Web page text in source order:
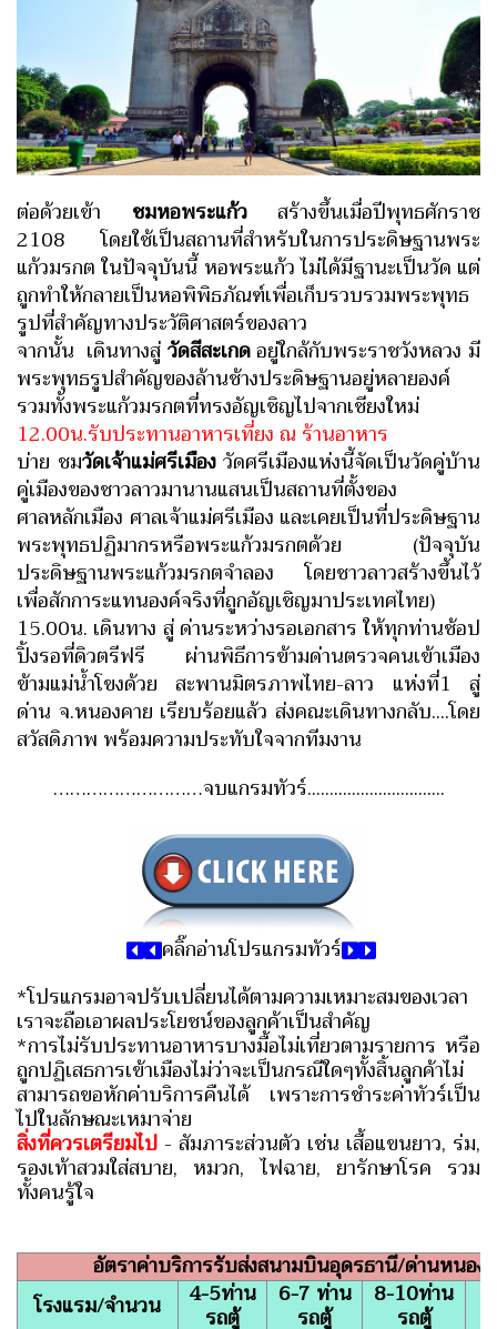
ต่อด้วยเข้า ชมหอพระแก้วสร้างขึ้นเมื่อปีพุทธศักราช
2108 โดยใช้เป็นสถานที่สำหรับในการประดิษฐานพระ
แก้วมรกต ในปัจจุบันนี้ หอพระแก้ว ไม่ได้มีฐานะเป็นวัด แต่
ถูกทำให้กลายเป็นหอพิพิธภัณฑ์เพื่อเก็บรวบรวมพระพุทธ
รูปที่สำคัญทางประวัติศาสตร์ของลาว
จากนั้น เดินทางสู่วัดสีสะเกดอยู่ใกล้กับพระราชวังหลวง มี
พระพุทธรูปสำคัญของล้านช้างประดิษฐานอยู่หลายองค์
รวมทั้งพระแก้วมรกตที่ทรงอัญเชิญไปจากเชียงใหม่
12.00น.รับประทานอาหารเที่ยง ณ ร้านอาหาร
บ่าย ชมวัดเจ้าแม่ศรีเมืองวัดศรีเมืองแห่งนี้จัดเป็นวัดคู่บ้าน
คู่เมืองของชาวลาวมานานแสนเป็นสถานที่ตั้งของ
ศาลหลักเมือง ศาลเจ้าแม่ศรีเมือง และเคยเป็นที่ประดิษฐาน
พระพุทธปฏิมากรหรือพระแก้วมรกตด้วย (ปัจจุบัน
ประดิษฐานพระแก้วมรกตจำลอง โดยชาวลาวสร้างขึ้นไว้
เพื่อสักการะแทนองค์จริงที่ถูกอัญเชิญมาประเทศไทย)
15.00น. เดินทาง สู่ ด่านระหว่างรอเอกสาร ให้ทุกท่านช้อป
ปิ้งรอที่ดิวตรีฟรี ผ่านพิธีการข้ามด่านตรวจคนเข้าเมือง
ข้ามแม่น้ำโขงด้วย สะพานมิตรภาพไทย-ลาว แห่งที่1 สู่
ด่าน จ.หนองคาย เรียบร้อยแล้ว ส่งคณะเดินทางกลับ....โดย
สวัสดิภาพ พร้อมความประทับใจจากทีมงาน
………………………จบแกรมทัวร์...............................
คลิ๊กอ่านโปรแกรมทัวร์
*โปรแกรมอาจปรับเปลี่ยนได้ตามความเหมาะสมของเวลา
เราจะถือเอาผลประโยชน์ของลูกค้าเป็นสำคัญ
*การไม่รับประทานอาหารบางมื้อไม่เที่ยวตามรายการ หรือ
ถูกปฏิเสธการเข้าเมืองไม่ว่าจะเป็นกรณีใดๆทั้งสิ้นลูกค้าไม่
สามารถขอหักค่าบริการคืนได้ เพราะการชำระค่าทัวร์เป็น
ไปในลักษณะเหมาจ่าย
สิ่งที่ควรเตรียมไป- สัมภาระส่วนตัว เช่น เสื้อแขนยาว, ร่ม,
รองเท้าสวมใส่สบาย, หมวก, ไฟฉาย, ยารักษาโรค รวม
ทั้งคนรู้ใจ
อัตราค่าบริการรับส่งสนามบินอุดรธานี/ด่านหนอง
โรงแรม/จำนวน
4-5ท่าน
รถตู้
6-7 ท่าน
รถตู้
8-10ท่าน
รถตู้